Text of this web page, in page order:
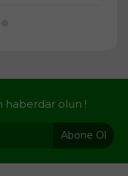
haberdar olun !
Abone Ol